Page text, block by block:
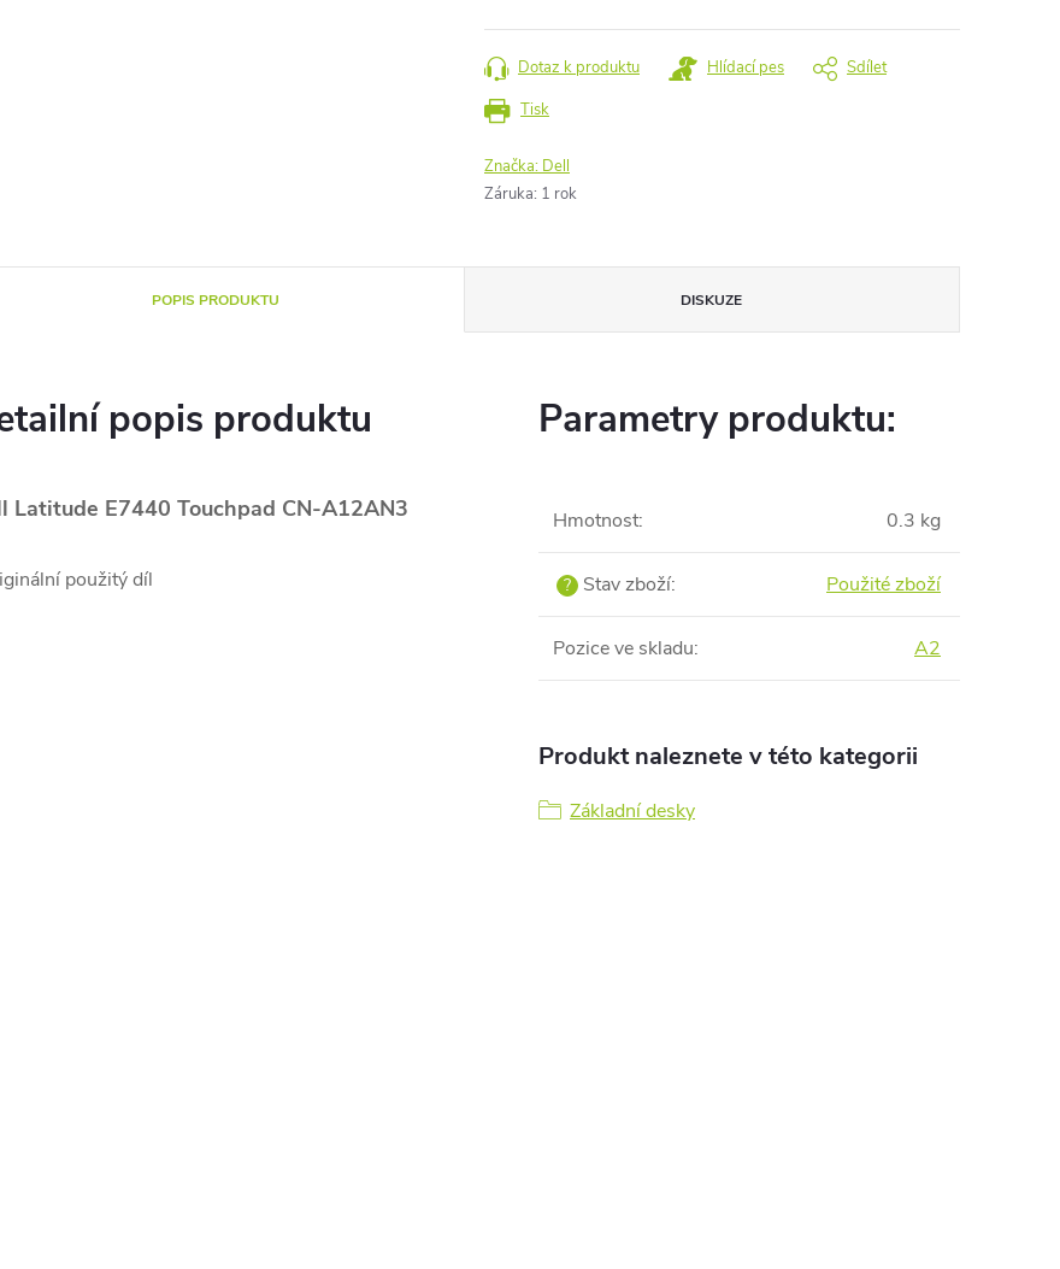
Tisk
Dotaz k produktu Hlídací pes Sdílet
Značka: Dell
Záruka: 1 rok
POPIS PRODUKTU DISKUZE
popis produktu
Latitude E7440 Touchpad CN-A12AN3
použitý díl
Parametry produktu:
Hmotnost: 0.3 kg
? Stav zboží: Použité zboží
Pozice ve skladu: A2
Produkt naleznete v této kategorii
Základní desky